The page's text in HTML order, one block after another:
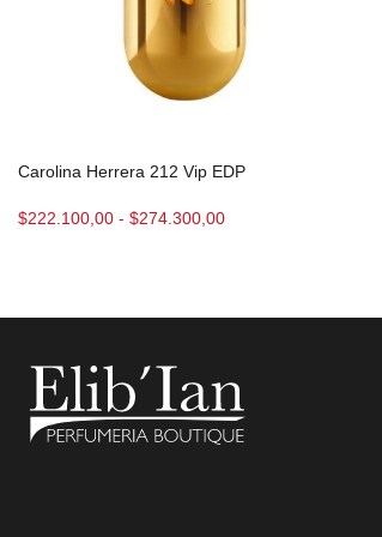
Carolina Herrera 212 Vip EDP
$222.100,00 - $274.300,00